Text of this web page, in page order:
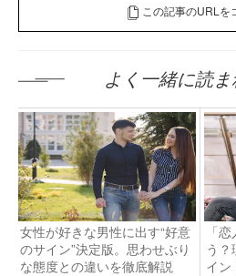
この記事のURLを
よく一緒に読
女性が好きな男性に出す“好意
のサイン”決定版。思わせぶり
な態度との違いを徹底解説
「
う
イン